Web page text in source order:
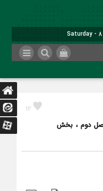
12
دوم ، بخش